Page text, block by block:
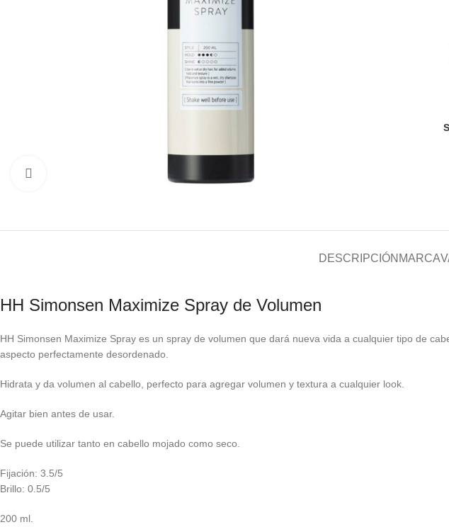
DESCRIPCIÓN MARCA
HH Simonsen Maximize Spray de Volumen
HH Simonsen Maximize Spray es un spray de volumen que dará nueva vida a cualquier tipo de
aspecto perfectamente desordenado.
Hidrata y da volumen al cabello, perfecto para agregar volumen y textura a cualquier look.
Agitar bien antes de usar.
Se puede utilizar tanto en cabello mojado como seco.
Fijación: 3.5/5
Brillo: 0.5/5
200 ml.